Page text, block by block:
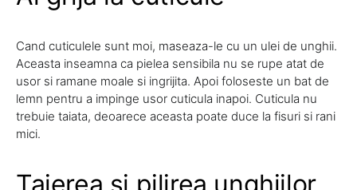
Cand cuticulele sunt moi, maseaza-le cu un ulei de unghii.
Aceasta inseamna ca pielea sensibila nu se rupe atat de
usor si ramane moale si ingrijita. Apoi foloseste un bat de
lemn pentru a impinge usor cuticula inapoi. Cuticula nu
trebuie taiata, deoarece aceasta poate duce la fisuri si rani
mici.